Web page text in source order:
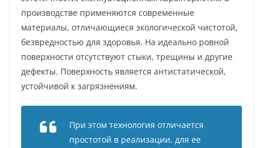
производстве применяются современные
материалы, отличающиеся экологической чистотой,
безвредностью для здоровья. На идеально ровной
поверхности отсутствуют стыки, трещины и другие
дефекты. Поверхность является антистатической,
устойчивой к загрязнениям.
При этом технология отличается
простотой в реализации, для ее